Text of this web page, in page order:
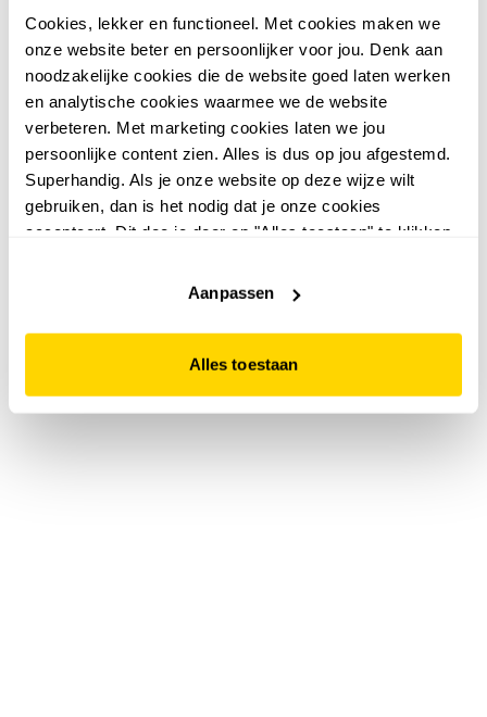
Cookies, lekker en functioneel. Met cookies maken we
onze website beter en persoonlijker voor jou. Denk aan
noodzakelijke cookies die de website goed laten werken
en analytische cookies waarmee we de website
verbeteren. Met marketing cookies laten we jou
persoonlijke content zien. Alles is dus op jou afgestemd.
Superhandig. Als je onze website op deze wijze wilt
gebruiken, dan is het nodig dat je onze cookies
accepteert. Dit doe je door op "Alles toestaan" te klikken.
website niet optimaal functioneert.
Aanpassen
Alles toestaan